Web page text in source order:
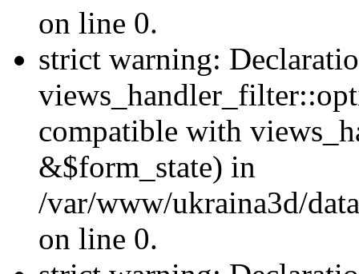
on line 0.
strict warning:
compatible with
&$form_state) in
/var/www/ukraina3d/
on line 0.